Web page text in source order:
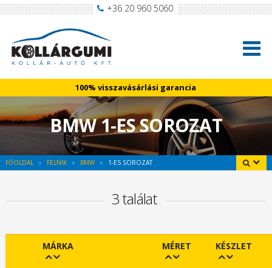
+36 20 960 5060
100% visszavásárlási garancia
BMW 1-ES SOROZAT
FŐOLDAL FELNIK BMW 1-ES SOROZAT
3 találat
MÁRKA MÉRET KÉSZLET